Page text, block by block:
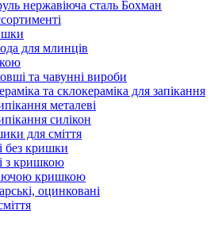
нержавіюча сталь Бохман
для млинців
та чавунні вироби
та склокераміка для запікання
металеві
силікон
для сміття
без кришки
з кришкою
кришкою
оцинковані